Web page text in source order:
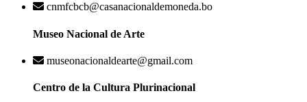
cnmfcbcb@casanacionaldemoneda.bo
Museo Nacional de Arte
museonacionaldearte@gmail.com
Centro de la Cultura Plurinacional